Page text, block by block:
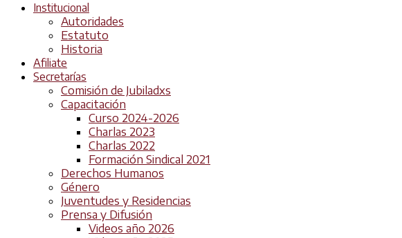
Institucional
Autoridades
Estatuto
Historia
Afiliate
Secretarías
Comisión de Jubiladxs
Capacitación
Curso 2024-2026
Charlas 2023
Charlas 2022
Formación Sindical 2021
Derechos Humanos
Género
Juventudes y Residencias
Prensa y Difusión
Videos año 2026